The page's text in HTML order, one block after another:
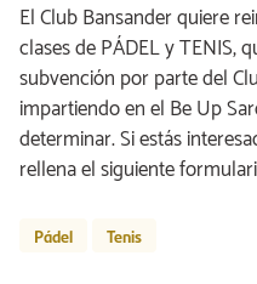
El Club Bansander quiere
clases de PÁDEL y TENIS,
subvención por parte del
impartiendo en el Be Up
determinar. Si estás
rellena el siguiente
Pádel Tenis